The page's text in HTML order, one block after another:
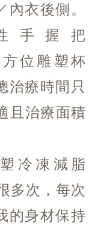
衣後側。
手握把
位雕塑杯
治療時間只
且治療面積
冷凍減脂
多次，每次
的身材保持